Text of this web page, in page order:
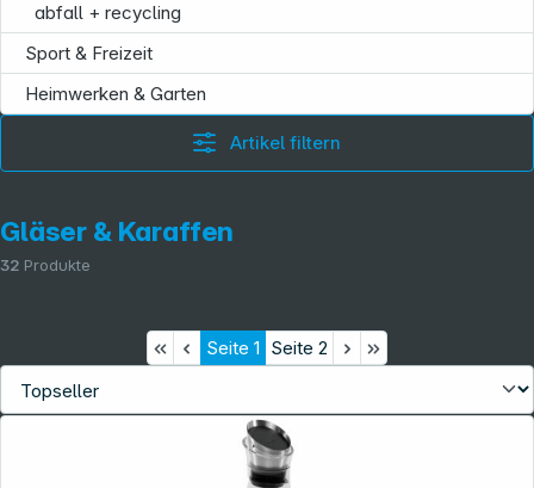
abfall + recycling
Sport & Freizeit
Heimwerken & Garten
Artikel filtern
Gläser & Karaffen
32 Produkte
Seite 1 Seite 2